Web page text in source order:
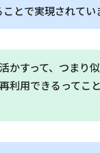
とで実現されてい
かすって、つまり
利用できるってこ